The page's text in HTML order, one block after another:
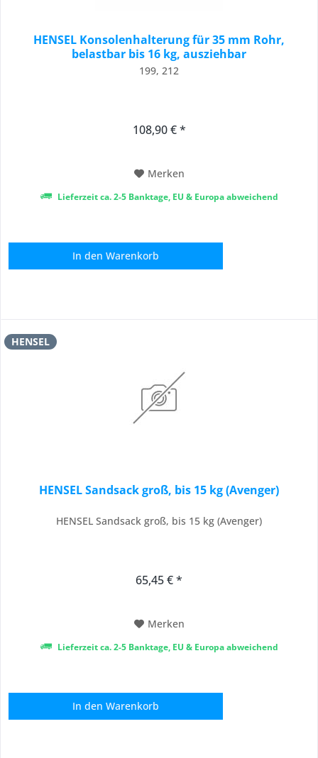
HENSEL Konsolenhalterung für 35 mm Rohr,
belastbar bis 16 kg, ausziehbar
199, 212
108,90 € *
Merken
Lieferzeit ca. 2-5 Banktage, EU & Europa abweichend
In den Warenkorb
HENSEL
HENSEL Sandsack groß, bis 15 kg (Avenger)
HENSEL Sandsack groß, bis 15 kg (Avenger)
65,45 € *
Merken
Lieferzeit ca. 2-5 Banktage, EU & Europa abweichend
In den Warenkorb